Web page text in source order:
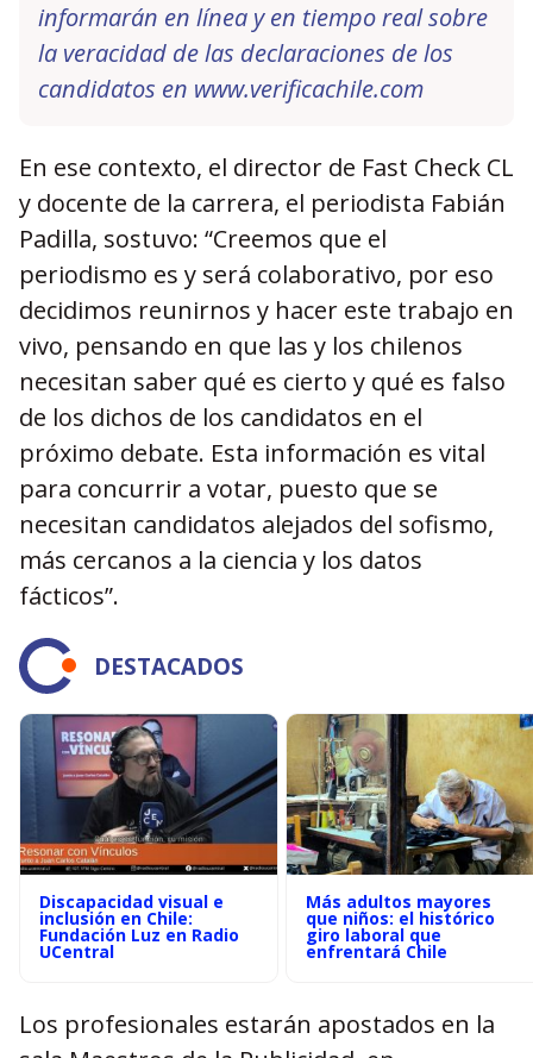
informarán en línea y en tiempo real sobre
la veracidad de las declaraciones de los
candidatos en www.verificachile.com
En ese contexto, el director de Fast Check CL
y docente de la carrera, el periodista Fabián
Padilla, sostuvo: “Creemos que el
periodismo es y será colaborativo, por eso
decidimos reunirnos y hacer este trabajo en
vivo, pensando en que las y los chilenos
necesitan saber qué es cierto y qué es falso
de los dichos de los candidatos en el
próximo debate. Esta información es vital
para concurrir a votar, puesto que se
necesitan candidatos alejados del sofismo,
más cercanos a la ciencia y los datos
fácticos”.
DESTACADOS
Discapacidad visual e
inclusión en Chile:
Fundación Luz en Radio
UCentral
Más adultos mayores
que niños: el histórico
giro laboral que
enfrentará Chile
Los profesionales estarán apostados en la